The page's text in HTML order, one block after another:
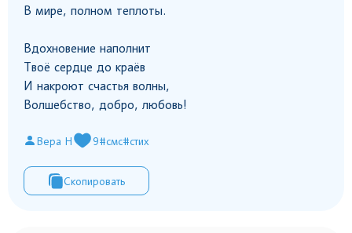
В мире, полном теплоты.
Вдохновение наполнит
Твоё сердце до краёв
И накроют счастья волны,
Волшебство, добро, любовь!
Вера Н 9#смс#стих
Скопировать